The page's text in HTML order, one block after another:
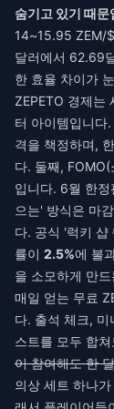
숨기고 있기 때문
14~15.95 ZEM/
달러에서 62.69
한 효율 차이가
ZEPETO 경제는
터 아이템입니
격을 책정하며,
다. 둘째,
입니다. 6월 한
으는' 방식은 마
다. 공식 '럭키 샵
률이 2.5%에 불
을 소모하게 만
매일 얻는 무료
다. 출석 체크,
스트를 모두 합
이 참여해도 한
의상 세트 하나